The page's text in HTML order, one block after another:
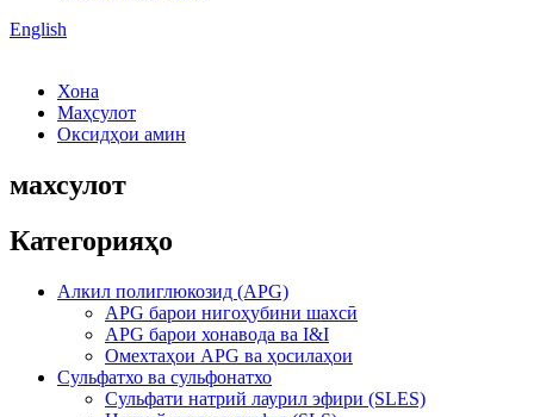
English
Хона
Маҳсулот
Оксидҳои амин
махсулот
Категорияҳо
Алкил полиглюкозид (APG)
APG барои нигоҳубини шахсӣ
APG барои хонавода ва I&I
Омехтаҳои APG ва ҳосилаҳои
Сульфатхо ва сульфонатхо
Сульфати натрий лаурил эфири (SLES)